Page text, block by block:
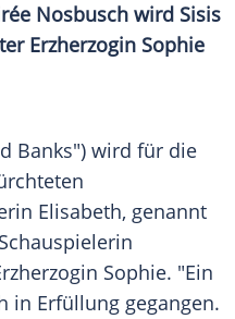
Nosbusch wird Sisis
Erzherzogin Sophie
Banks") wird für die
Elisabeth, genannt
Sophie. "Ein
in Erfüllung gegangen.